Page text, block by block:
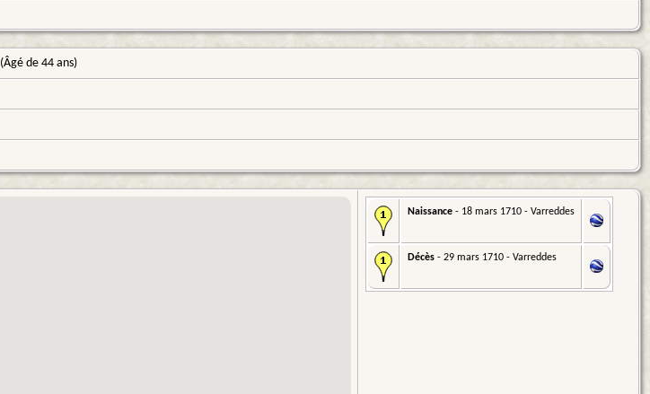
(Âgé de 44 ans)
Naissance - 18 mars 1710 - Varreddes
Décès - 29 mars 1710 - Varreddes